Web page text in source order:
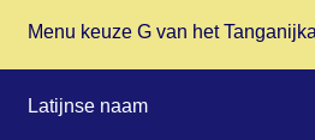
Menu keuze G van het
Latijnse naam